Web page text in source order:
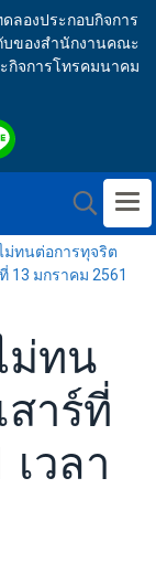
ลองประกอบกิจการ
บของสำนักงานคณะ
กิจการโทรคมนาคม
ม่ทนต่อการทุจริต
13 มกราคม 2561
ม่ทน
สาร์ที่
วลา